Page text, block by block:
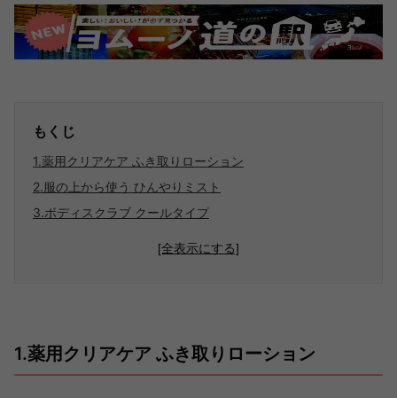
もくじ
1.薬用クリアケア ふき取りローション
2.服の上から使う ひんやりミスト
3.ボディスクラブ クールタイプ
[全表示にする]
1.薬用クリアケア ふき取りローション